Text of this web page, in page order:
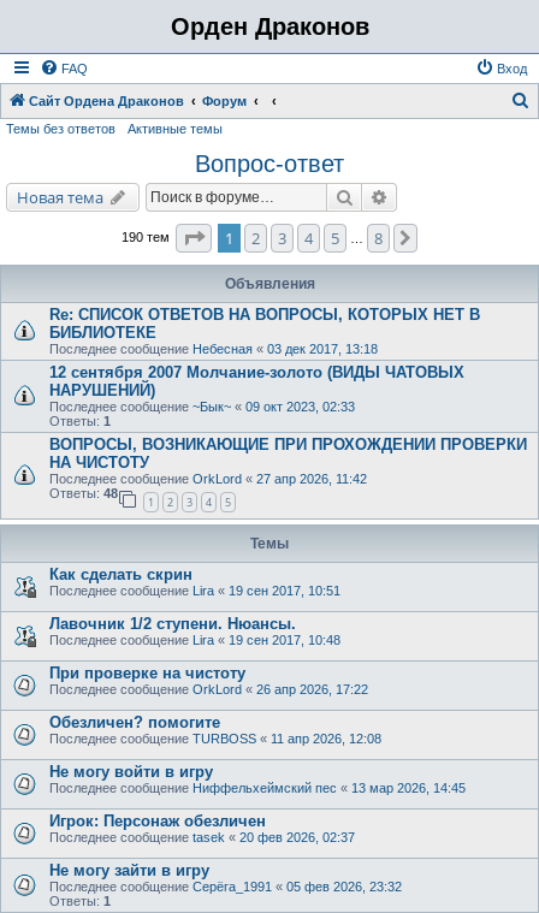
Орден Драконов
FAQ Вход
Сайт Ордена Драконов Форум
Темы без ответов Активные темы
Вопрос-ответ
Новая тема Поиск
190 тем Страница1 из
1 2 3 4 5 8
Объявления
Re: СПИСОК ОТВЕТОВ НА ВОПРОСЫ, КОТОРЫХ НЕТ В
БИБЛИОТЕКЕ
Последнее сообщение Небесная « 03 дек 2017, 13:18
12 сентября 2007 Молчание-золото (ВИДЫ ЧАТОВЫХ
НАРУШЕНИЙ)
Последнее сообщение ~Бык~ « 09 окт 2023, 02:33
Ответы: 1
ВОПРОСЫ, ВОЗНИКАЮЩИЕ ПРИ ПРОХОЖДЕНИИ ПРОВЕРКИ
НА ЧИСТОТУ
Последнее сообщение OrkLord « 27 апр 2026, 11:42
Ответы: 48
1 2 3 4 5
Темы
Как сделать скрин
Последнее сообщение Lira « 19 сен 2017, 10:51
Лавочник 1/2 ступени. Нюансы.
Последнее сообщение Lira « 19 сен 2017, 10:48
При проверке на чистоту
Последнее сообщение OrkLord « 26 апр 2026, 17:22
Обезличен? помогите
Последнее сообщение TURBOSS « 11 апр 2026, 12:08
Не могу войти в игру
Последнее сообщение Ниффельхеймский пес « 13 мар 2026, 14:45
Игрок: Персонаж обезличен
Последнее сообщение tasek « 20 фев 2026, 02:37
Не могу зайти в игру
Последнее сообщение Серёга_1991 « 05 фев 2026, 23:32
Ответы: 1